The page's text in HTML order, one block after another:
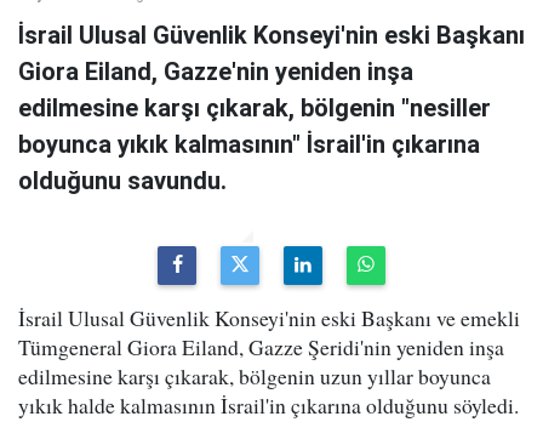
İsrail Ulusal Güvenlik Konseyi'nin eski Başkanı
Giora Eiland, Gazze'nin yeniden inşa
edilmesine karşı çıkarak, bölgenin "nesiller
boyunca yıkık kalmasının" İsrail'in çıkarına
olduğunu savundu.
İsrail Ulusal Güvenlik Konseyi'nin eski Başkanı ve emekli
Tümgeneral Giora Eiland, Gazze Şeridi'nin yeniden inşa
edilmesine karşı çıkarak, bölgenin uzun yıllar boyunca
yıkık halde kalmasının İsrail'in çıkarına olduğunu söyledi.